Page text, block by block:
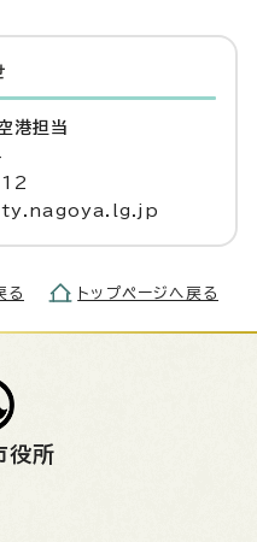
港担当
る トップページへ戻る
役所